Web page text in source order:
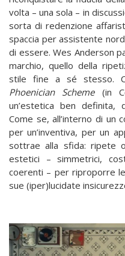
volta – una sola – in
sorta di redenzione
spaccia per assistente
di essere. Wes Anderson
marchio, quello della
stile fine a sé stesso.
Phoenician Scheme(in
un’estetica ben definita,
Come se, all’interno di un
per un’inventiva, per un
sottrae alla sfida: ripete
estetici – simmetrici,
coerenti – per riproporre
sue (iper)lucidate